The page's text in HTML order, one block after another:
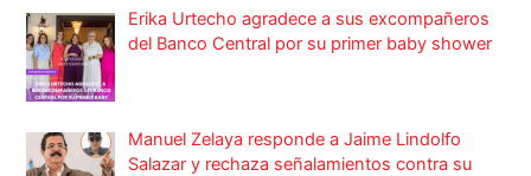
Erika Urtecho agradece a sus excompañeros
del Banco Central por su primer baby shower
Manuel Zelaya responde a Jaime Lindolfo
Salazar y rechaza señalamientos contra su